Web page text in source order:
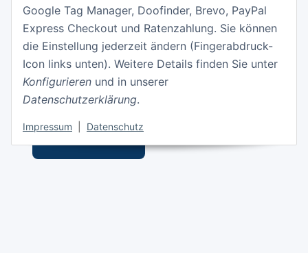
Google Tag Manager, Doofinder, Brevo, PayPal
Express Checkout und Ratenzahlung. Sie können
die Einstellung jederzeit ändern (Fingerabdruck-
Icon links unten). Weitere Details finden Sie unter
Konfigurieren und in unserer
Datenschutzerklärung.
Impressum Datenschutz
Informationen
Gesetzliche Informationen